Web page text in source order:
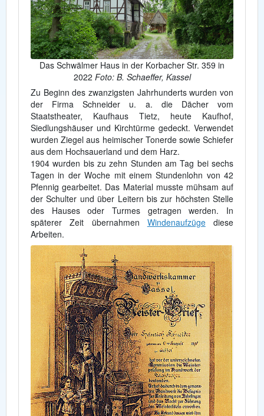
Das Schwälmer Haus in der Korbacher Str. 359 in
2022 Foto: B. Schaeffer, Kassel
Zu Beginn des zwanzigsten Jahrhunderts wurden von
der Firma Schneider u. a. die Dächer vom
Staatstheater, Kaufhaus Tietz, heute Kaufhof,
Siedlungshäuser und Kirchtürme gedeckt. Verwendet
wurden Ziegel aus heimischer Tonerde sowie Schiefer
aus dem Hochsauerland und dem Harz.
1904 wurden bis zu zehn Stunden am Tag bei sechs
Tagen in der Woche mit einem Stundenlohn von 42
Pfennig gearbeitet. Das Material musste mühsam auf
der Schulter und über Leitern bis zur höchsten Stelle
des Hauses oder Turmes getragen werden. In
späterer Zeit übernahmen Windenaufzügediese
Arbeiten.